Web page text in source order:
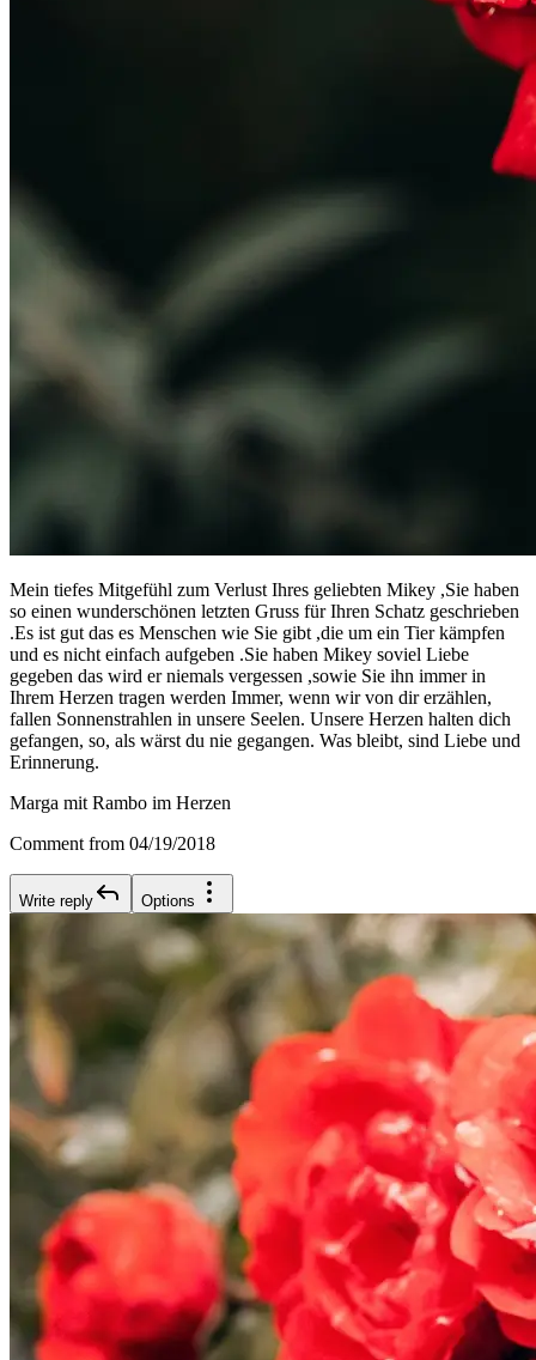
Mein tiefes Mitgefühl zum Verlust Ihres geliebten Mikey ,Sie haben
so einen wunderschönen letzten Gruss für Ihren Schatz geschrieben
.Es ist gut das es Menschen wie Sie gibt ,die um ein Tier kämpfen
und es nicht einfach aufgeben .Sie haben Mikey soviel Liebe
gegeben das wird er niemals vergessen ,sowie Sie ihn immer in
Ihrem Herzen tragen werden Immer, wenn wir von dir erzählen,
fallen Sonnenstrahlen in unsere Seelen. Unsere Herzen halten dich
gefangen, so, als wärst du nie gegangen. Was bleibt, sind Liebe und
Erinnerung.
Marga mit Rambo im Herzen
Comment from 04/19/2018
Write reply Options